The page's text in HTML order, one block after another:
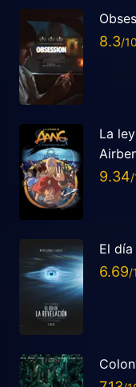
8.3
La
9.34
El
6.69